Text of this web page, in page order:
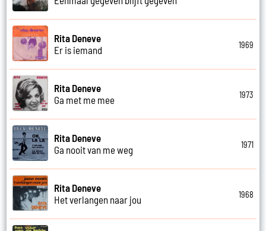
Rita Deneve
Er is iemand
1969
Rita Deneve
Ga met me mee
1973
Rita Deneve
Ga nooit van me weg
1971
Rita Deneve
Het verlangen naar jou
1968